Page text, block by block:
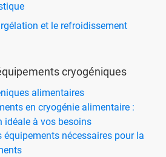
et le refroidissement
cryogéniques
alimentaires
en cryogénie alimentaire :
idéale à vos besoins
équipements nécessaires pour la